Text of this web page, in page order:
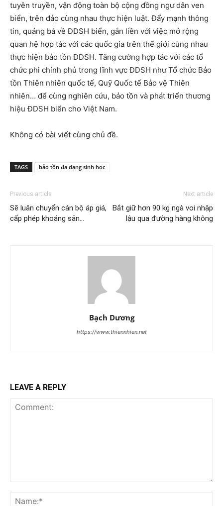
tuyên truyền, vận động toàn bộ cộng đồng ngư dân ven
biển, trên đảo cùng nhau thực hiện luật. Ðẩy mạnh thông
tin, quảng bá về ÐDSH biển, gắn liền với việc mở rộng
quan hệ hợp tác với các quốc gia trên thế giới cùng nhau
thực hiện bảo tồn ÐDSH. Tăng cường hợp tác với các tổ
chức phi chính phủ trong lĩnh vực ÐDSH như Tổ chức Bảo
tồn Thiên nhiên quốc tế, Quỹ Quốc tế Bảo vệ Thiên
nhiên… để cùng nghiên cứu, bảo tồn và phát triển thương
hiệu ÐDSH biển cho Việt Nam.
Không có bài viết cùng chủ đề.
TAGS bảo tồn đa dạng sinh học
Previous article
Sẽ luân chuyển cán bộ áp giá,
cấp phép khoáng sản…
Next article
Bắt giữ hơn 90 kg ngà voi nhập
lậu qua đường hàng không
Bạch Dương
https://www.thiennhien.net
LEAVE A REPLY